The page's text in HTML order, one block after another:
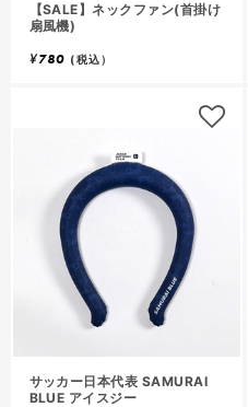
【SALE】ネックファン(首掛け
扇風機)
¥780 (税込）
サッカー日本代表 SAMURAI
BLUE アイスジー